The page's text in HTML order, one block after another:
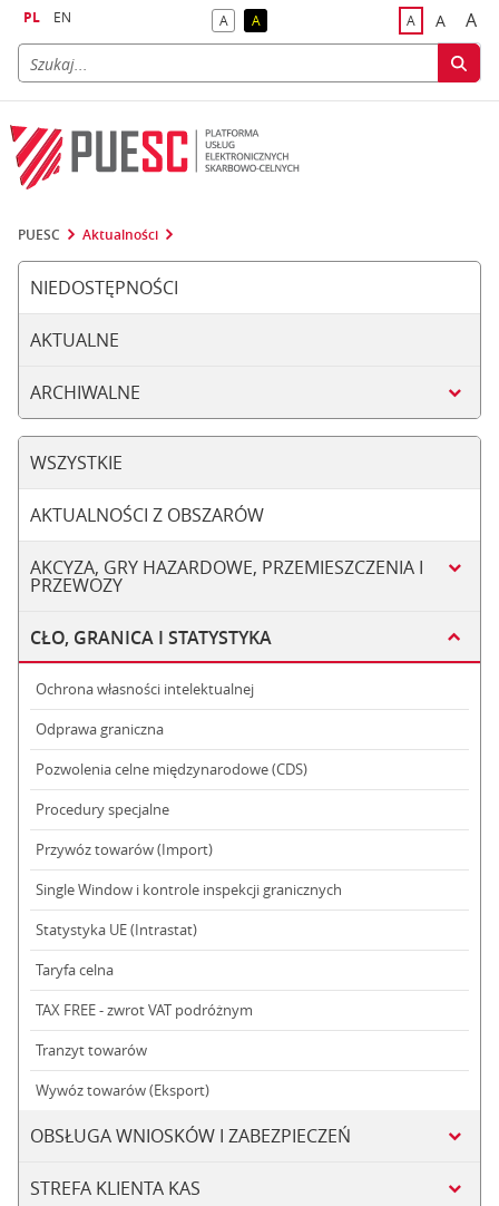
PL EN Akontrast domyślny
Akontrast żółty tekst na czarnym tle
Adomyślna
A A
PUESC Aktualności
NIEDOSTĘPNOŚCI
AKTUALNE
ARCHIWALNE
WSZYSTKIE
AKTUALNOŚCI Z OBSZARÓW
AKCYZA, GRY HAZARDOWE, PRZEMIESZCZENIA I
PRZEWOZY
CŁO, GRANICA I STATYSTYKA
Ochrona własności intelektualnej
Odprawa graniczna
Pozwolenia celne międzynarodowe (CDS)
Procedury specjalne
Przywóz towarów (Import)
Single Window i kontrole inspekcji granicznych
Statystyka UE (Intrastat)
Taryfa celna
TAX FREE - zwrot VAT podróżnym
Tranzyt towarów
Wywóz towarów (Eksport)
OBSŁUGA WNIOSKÓW I ZABEZPIECZEŃ
STREFA KLIENTA KAS